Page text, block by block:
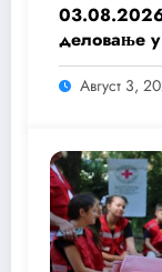
деловање
безбедније
Август 3,